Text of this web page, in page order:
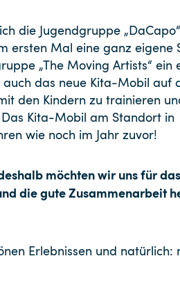
die Jugendgruppe
ersten Mal eine ganz eigene
„The Moving Artists“ ein
das neue Kita-Mobil auf
den Kindern zu trainieren
Kita-Mobil am Standort in
wie noch im Jahr zuvor!
möchten wir uns für das
die gute Zusammenarbeit
Erlebnissen und natürlich: